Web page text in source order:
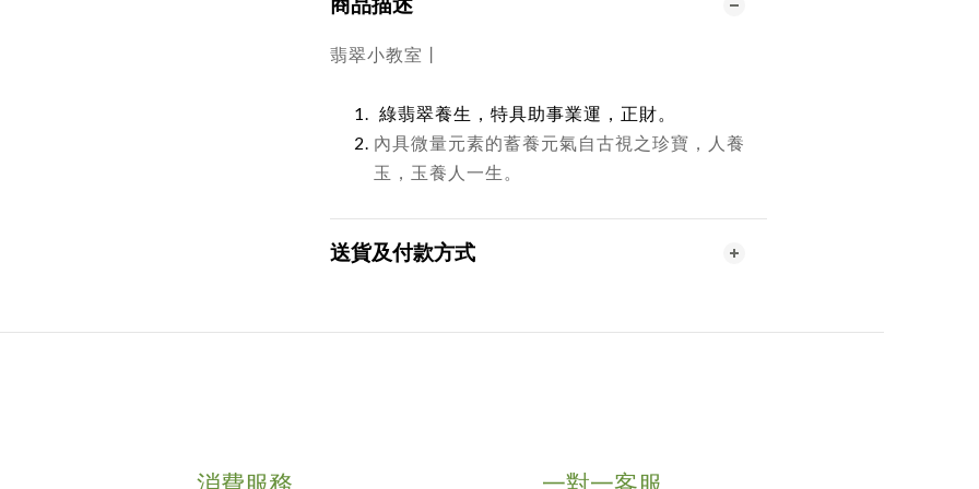
翡翠小教室丨
綠翡翠養生，特具助事業運，正財。
內具微量元素的蓄養元氣自古視之珍寶，人養
玉，玉養人一生。
送貨及付款方式